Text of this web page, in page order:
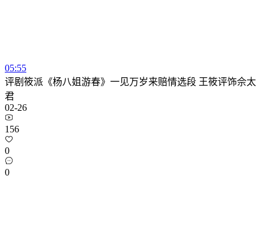
05:55
评剧筱派《杨八姐游春》一见万岁来赔情选段 王筱评饰佘太
君
02-26
156
0
0